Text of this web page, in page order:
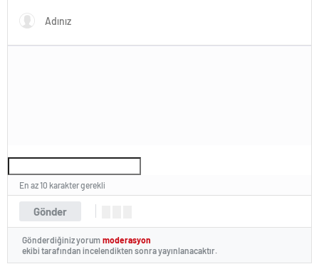
Gönder
En az 10 karakter gerekli
Gönderdiğiniz yorum moderasyon
ekibi tarafından incelendikten sonra yayınlanacaktır.